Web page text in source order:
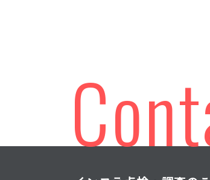
浸透探傷試験（PT）
浸透探傷試験（PT）
浸透探傷試験（PT）
浸透探傷試験（PT）